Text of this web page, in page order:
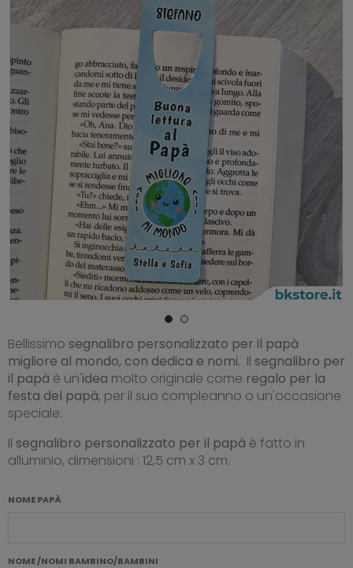
Bellissimo segnalibro personalizzato per il papà
migliore al mondo, con dedica e nomi. Il segnalibro per
il papà è un'idea molto originale come regalo per la
festa del papà, per il suo compleanno o un'occasione
speciale.
Il segnalibro personalizzato per il papà è fatto in
alluminio, dimensioni : 12,5 cm x 3 cm.
NOME PAPÀ
NOME /NOMI BAMBINO/BAMBINI